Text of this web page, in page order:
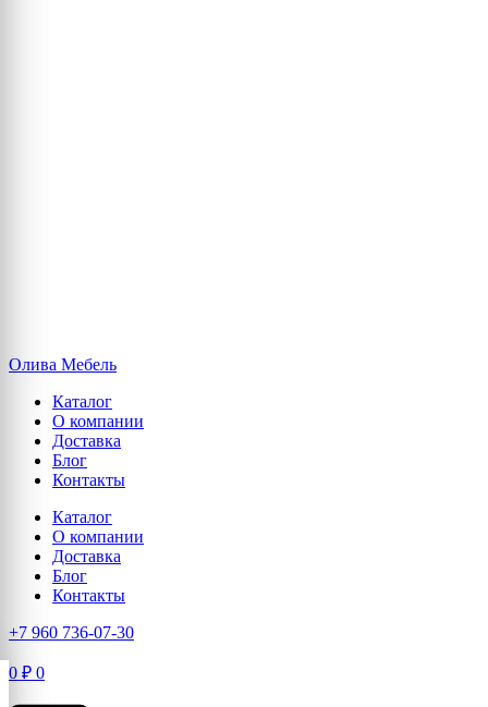
Олива Мебель
Каталог
О компании
Доставка
Блог
Контакты
Каталог
О компании
Доставка
Блог
Контакты
+7 960 736-07-30
0 ₽ 0